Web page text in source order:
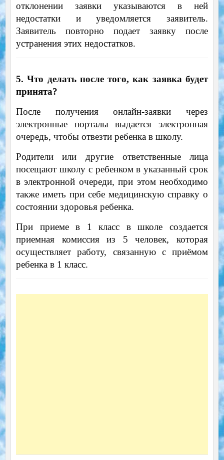
отклонении заявки указываются в ней
недостатки и уведомляется заявитель.
Заявитель повторно подает заявку после
устранения этих недостатков.
5. Что делать после того, как заявка будет
принята?
После получения онлайн-заявки через
электронные порталы выдается электронная
очередь, чтобы отвезти ребенка в школу.
Родители или другие ответственные лица
посещают школу с ребенком в указанный срок
в электронной очереди, при этом необходимо
также иметь при себе медицинскую справку о
состоянии здоровья ребенка.
При приеме в 1 класс в школе создается
приемная комиссия из 5 человек, которая
осуществляет работу, связанную с приёмом
ребенка в 1 класс.